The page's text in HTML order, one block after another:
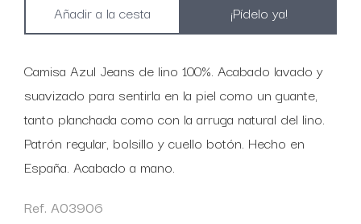
¡Pídelo ya!
Camisa Azul Jeans de lino 100%. Acabado lavado y
suavizado para sentirla en la piel como un guante,
tanto planchada como con la arruga natural del lino.
Patrón regular, bolsillo y cuello botón. Hecho en
España. Acabado a mano.
Ref. A03906